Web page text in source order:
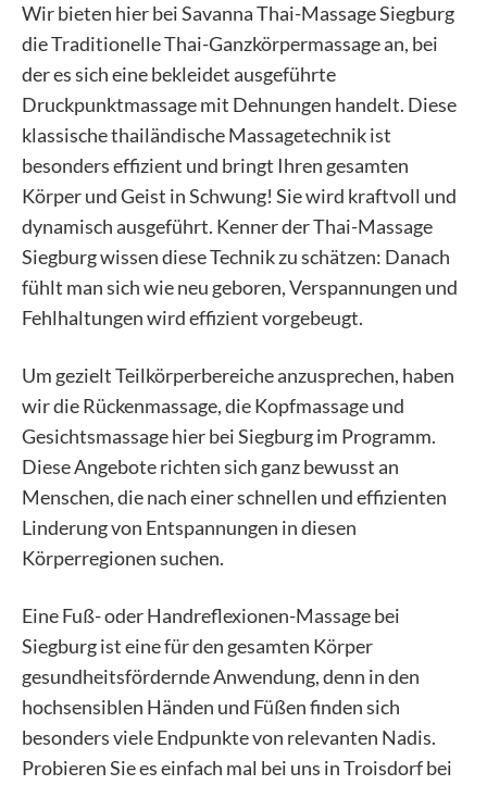
Wir bieten hier bei Savanna Thai-Massage Siegburg
die Traditionelle Thai-Ganzkörpermassage an, bei
der es sich eine bekleidet ausgeführte
Druckpunktmassage mit Dehnungen handelt. Diese
klassische thailändische Massagetechnik ist
besonders effizient und bringt Ihren gesamten
Körper und Geist in Schwung! Sie wird kraftvoll und
dynamisch ausgeführt. Kenner der Thai-Massage
Siegburg wissen diese Technik zu schätzen: Danach
fühlt man sich wie neu geboren, Verspannungen und
Fehlhaltungen wird effizient vorgebeugt.
Um gezielt Teilkörperbereiche anzusprechen, haben
wir die Rückenmassage, die Kopfmassage und
Gesichtsmassage hier bei Siegburg im Programm.
Diese Angebote richten sich ganz bewusst an
Menschen, die nach einer schnellen und effizienten
Linderung von Entspannungen in diesen
Körperregionen suchen.
Eine Fuß- oder Handreflexionen-Massage bei
Siegburg ist eine für den gesamten Körper
gesundheitsfördernde Anwendung, denn in den
hochsensiblen Händen und Füßen finden sich
besonders viele Endpunkte von relevanten Nadis.
Probieren Sie es einfach mal bei uns in Troisdorf bei